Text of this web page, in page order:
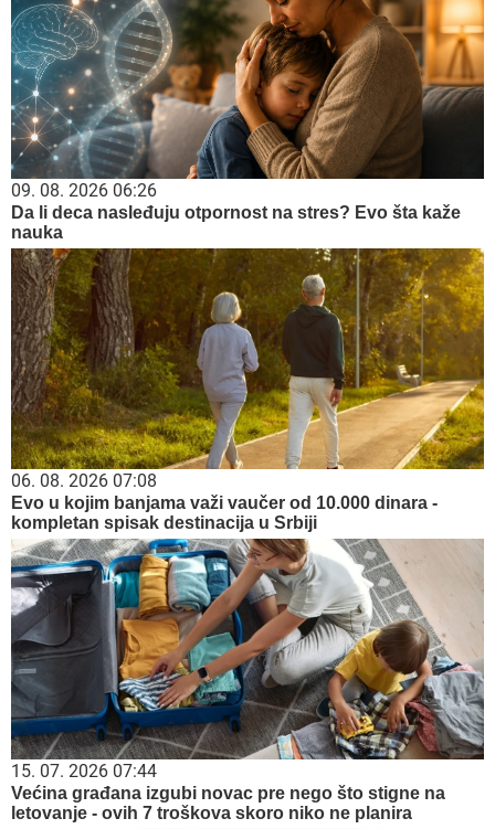
09. 08. 2026 06:26
Da li deca nasleđuju otpornost na stres? Evo šta kaže
nauka
06. 08. 2026 07:08
Evo u kojim banjama važi vaučer od 10.000 dinara -
kompletan spisak destinacija u Srbiji
15. 07. 2026 07:44
Većina građana izgubi novac pre nego što stigne na
letovanje - ovih 7 troškova skoro niko ne planira